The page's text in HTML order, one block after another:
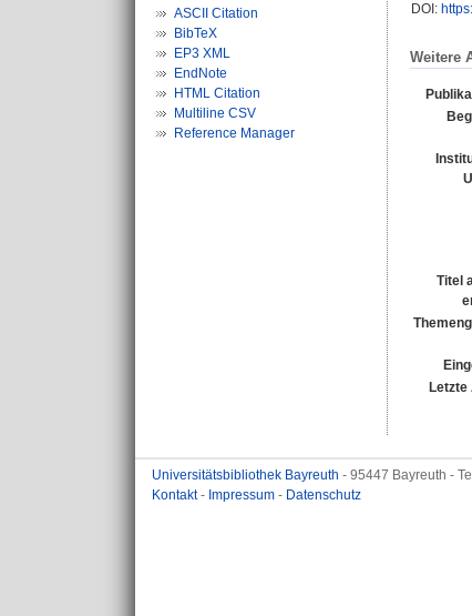
ASCII Citation
BibTeX
EP3 XML
EndNote
HTML Citation
Multiline CSV
Reference Manager
DOI:
Weitere
Titel
Letzte
Universitätsbibliothek Bayreuth - 95447 Bayreuth -
Kontakt- Impressum - Datenschutz